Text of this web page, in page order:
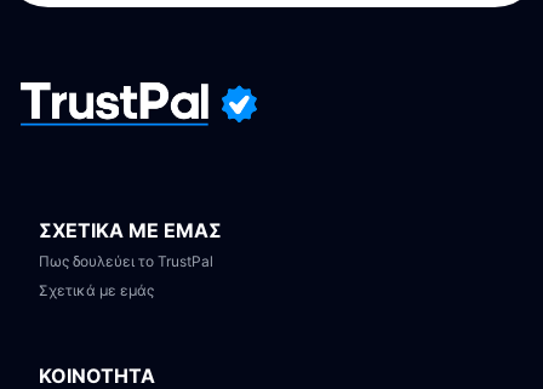
ΣΧΕΤΙΚΑ ΜΕ ΕΜΑΣ
Πως δουλεύει το TrustPal
Σχετικά με εμάς
ΚΟΙΝΟΤΗΤΑ